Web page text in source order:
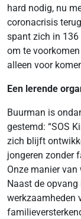
hard nodig, nu
coronacrisis
spant zich in 136
om te
alleen voor
Een lerende
Buurman is
gestemd: “SOS
zich blijft
jongeren zonder
Onze manier
Naast de opvang
werkzaamheden